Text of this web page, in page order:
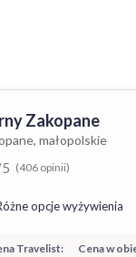
Zakopane
małopolskie
5 (406 opinii)
opcje wyżywienia
Cena w
Travelist: